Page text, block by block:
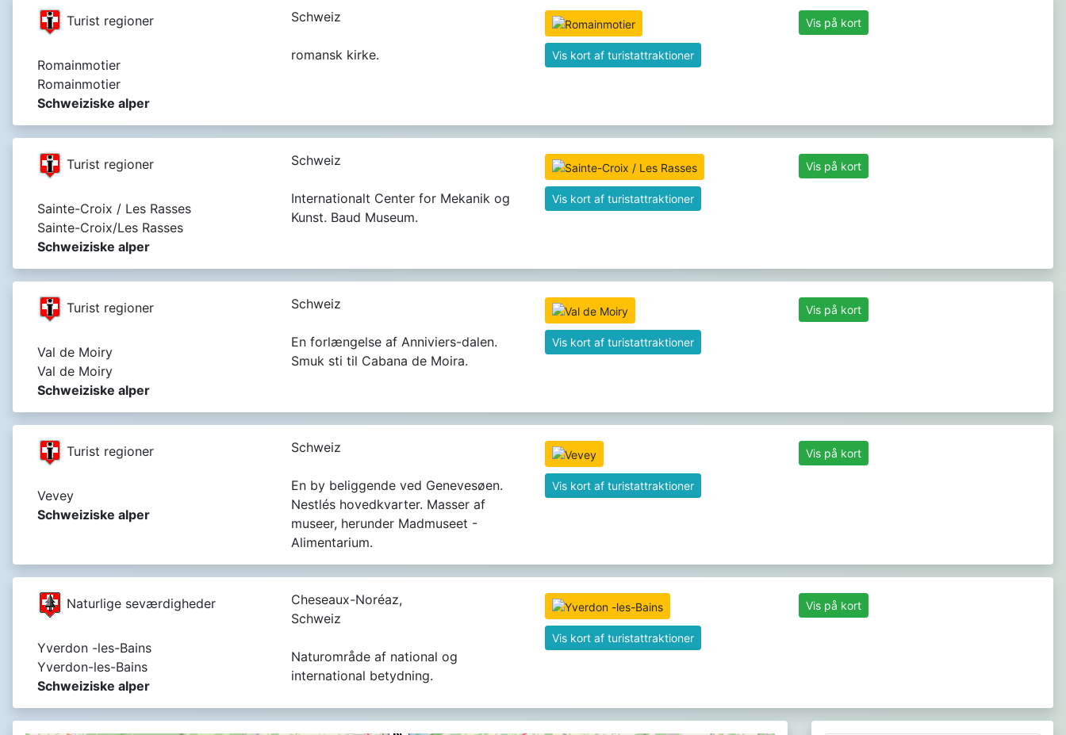
Turist regioner
Romainmotier
Romainmotier
Schweiziske alper
Schweiz
romansk kirke. Vis kort af turistattraktioner
Vis på kort
Turist regioner
Sainte-Croix / Les Rasses
Sainte-Croix/Les Rasses
Schweiziske alper
Schweiz
Internationalt Center for Mekanik og
Kunst. Baud Museum.
Vis kort af turistattraktioner
Vis på kort
Turist regioner
Val de Moiry
Val de Moiry
Schweiziske alper
Schweiz
En forlængelse af Anniviers-dalen.
Smuk sti til Cabana de Moira.
Vis kort af turistattraktioner
Vis på kort
Turist regioner
Vevey
Schweiziske alper
Schweiz
En by beliggende ved Genevesøen.
Nestlés hovedkvarter. Masser af
museer, herunder Madmuseet -
Alimentarium.
Vis kort af turistattraktioner
Vis på kort
Naturlige seværdigheder
Yverdon -les-Bains
Yverdon-les-Bains
Schweiziske alper
Cheseaux-Noréaz,
Schweiz
Naturområde af national og
international betydning.
Vis kort af turistattraktioner
Vis på kort